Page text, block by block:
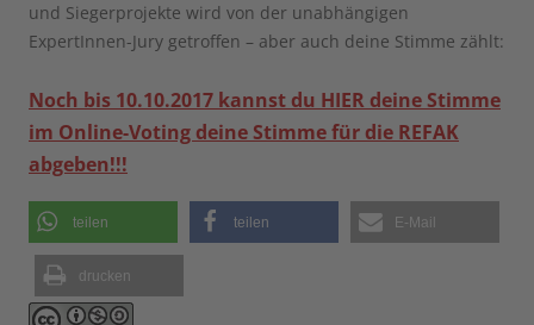
und Siegerprojekte wird von der unabhängigen
ExpertInnen-Jury getroffen – aber auch deine Stimme zählt:
Noch bis 10.10.2017 kannst du HIER deine Stimme
im Online-Voting deine Stimme für die REFAK
abgeben!!!
teilen teilen E-Mail
drucken